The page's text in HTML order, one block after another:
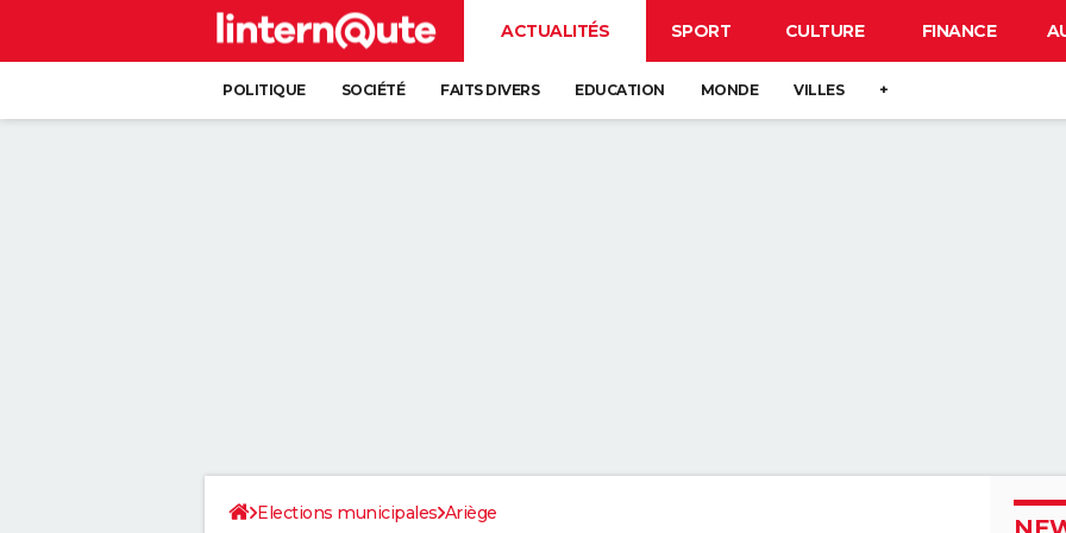
ACTUALITÉS SPORT CULTURE FINANCE
POLITIQUE SOCIÉTÉ FAITS DIVERS EDUCATION MONDE VILLES +
Elections municipales Ariège